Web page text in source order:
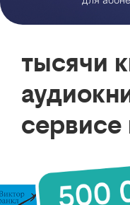
тысячи
сервисе